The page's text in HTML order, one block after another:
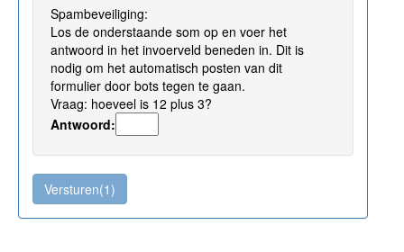
Spambeveiliging:
Los de onderstaande som op en voer het
antwoord in het invoerveld beneden in. Dit is
nodig om het automatisch posten van dit
formulier door bots tegen te gaan.
Vraag: hoeveel is 12 plus 3?
Antwoord: